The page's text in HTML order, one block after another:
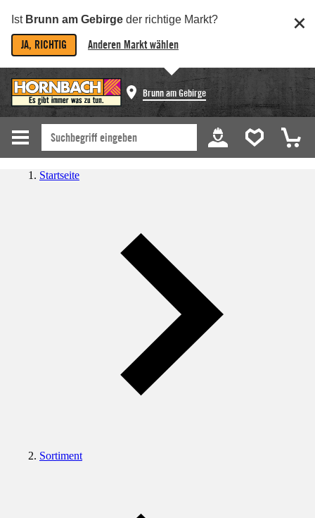
Ist Brunn am Gebirge der richtige Markt?
JA, RICHTIG Anderen Markt wählen
Brunn am Gebirge
Startseite
Sortiment